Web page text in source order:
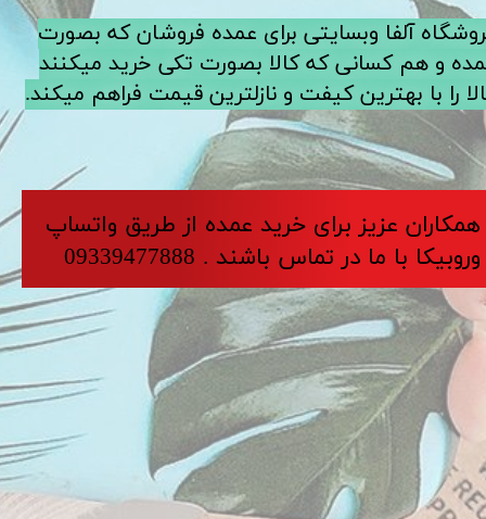
آلفا وبسایتی برای عمده فروشان که بصورت
و هم کسانی که کالا بصورت تکی خرید میکنند
را با بهترین کیفت و نازلترین قیمت فراهم میکند.
​​​همکاران عزیز برای خرید عمده از طریق واتساپ
وروبیکا با ما در تماس باشند . 09339477888